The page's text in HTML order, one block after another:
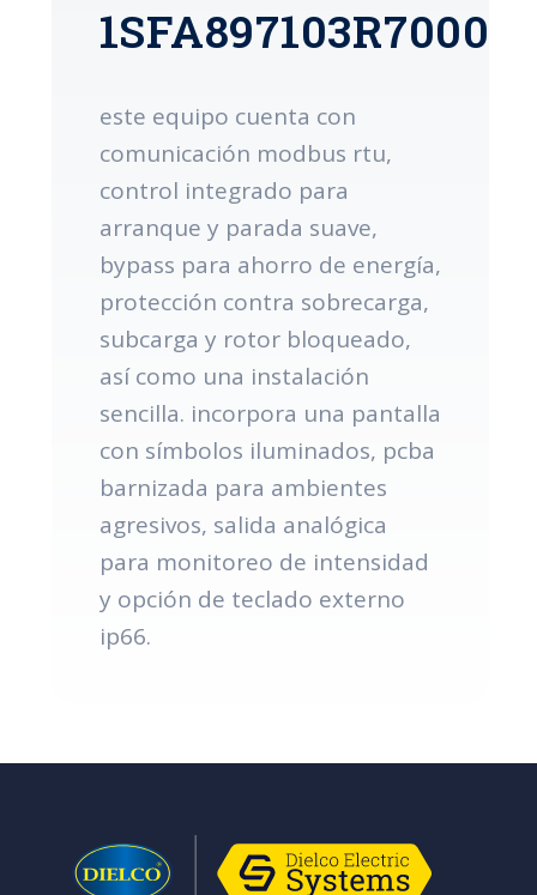
1SFA897103R7000
este equipo cuenta con
comunicación modbus rtu,
control integrado para
arranque y parada suave,
bypass para ahorro de energía,
protección contra sobrecarga,
subcarga y rotor bloqueado,
así como una instalación
sencilla. incorpora una pantalla
con símbolos iluminados, pcba
barnizada para ambientes
agresivos, salida analógica
para monitoreo de intensidad
y opción de teclado externo
ip66.